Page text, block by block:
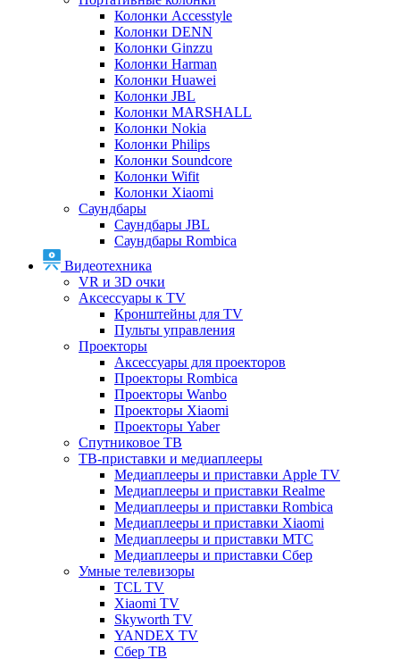
Колонки Accesstyle
Колонки DENN
Колонки Ginzzu
Колонки Harman
Колонки Huawei
Колонки JBL
Колонки MARSHALL
Колонки Nokia
Колонки Philips
Колонки Soundcore
Колонки Wifit
Колонки Xiaomi
Саундбары
Саундбары JBL
Саундбары Rombica
Видеотехника
VR и 3D очки
Аксессуары к TV
Кронштейны для TV
Пульты управления
Проекторы
Аксессуары для проекторов
Проекторы Rombica
Проекторы Wanbo
Проекторы Xiaomi
Проекторы Yaber
Спутниковое ТВ
ТВ-приставки и медиаплееры
Медиаплееры и приставки Apple TV
Медиаплееры и приставки Realme
Медиаплееры и приставки Rombica
Медиаплееры и приставки Xiaomi
Медиаплееры и приставки МТС
Медиаплееры и приставки Сбер
Умные телевизоры
TCL TV
Xiaomi TV
Skyworth TV
YANDEX TV
Сбер ТВ